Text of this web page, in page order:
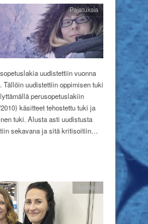
Pajatuksia
uudistettiin vuonna
Tällöin uudistettiin oppimisen tuki
perusopetuslakiin
käsitteet tehostettu tuki ja
tuki. Alusta asti uudistusta
sekavana ja sitä kritisoitiin…
Artikkeli